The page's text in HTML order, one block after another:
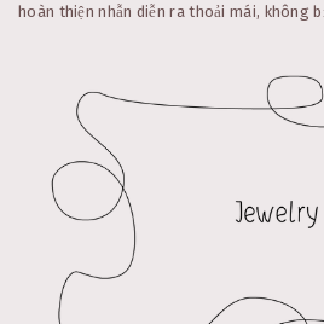
hoàn thiện nhẫn diễn ra thoải mái, không